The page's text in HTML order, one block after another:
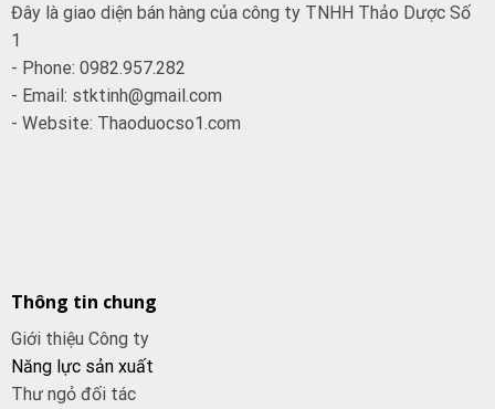
Đây là giao diện bán hàng của công ty TNHH Thảo Dược Số
1
- Phone: 0982.957.282
- Email: stktinh@gmail.com
- Website: Thaoduocso1.com
Thông tin chung
Giới thiệu Công ty
Năng lực sản xuất
Thư ngỏ đối tác